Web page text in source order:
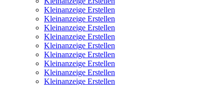
Kleinanzeige Erstellen
Kleinanzeige Erstellen
Kleinanzeige Erstellen
Kleinanzeige Erstellen
Kleinanzeige Erstellen
Kleinanzeige Erstellen
Kleinanzeige Erstellen
Kleinanzeige Erstellen
Kleinanzeige Erstellen